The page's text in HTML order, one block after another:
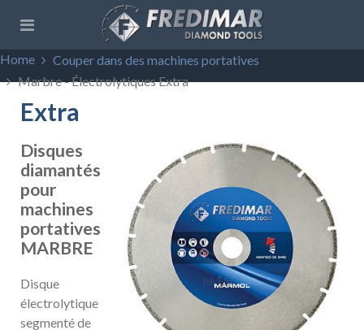
Home
Couper dans des machines portatives
Marbre - Électrolytiques Extra
Extra
Disques
diamantés
pour
machines
portatives
MARBRE
Disque
électrolytique
segmenté de